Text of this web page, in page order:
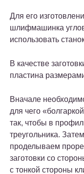
Для его
шлифмашинка
использовать
В качестве
пластина
Вначале
для чего
так, чтобы в
треугольника.
проделываем
заготовки со
с тонкой стороны